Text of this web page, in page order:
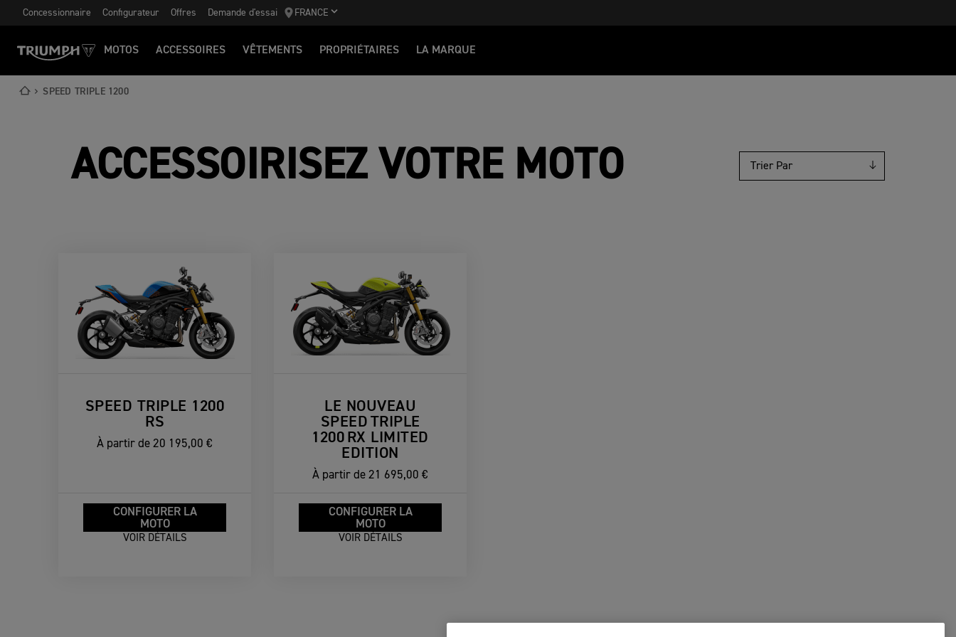
Concessionnaire Configurateur Offres Demande d'essai FRANCE
MOTOS ACCESSOIRES VÊTEMENTS PROPRIÉTAIRES LA MARQUE
SPEED TRIPLE 1200
ACCESSOIRISEZ VOTRE MOTO
SPEED TRIPLE 1200
RS
À partir de 20 195,00 €
CONFIGURER LA
MOTO
VOIR DÉTAILS
LE NOUVEAU
SPEED TRIPLE
1200 RX LIMITED
EDITION
À partir de 21 695,00 €
CONFIGURER LA
MOTO
VOIR DÉTAILS